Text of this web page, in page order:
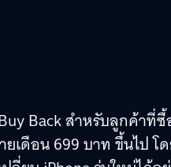
Back สำหรับลูกค้า
เดือน 699 บาท ขึ้นไป